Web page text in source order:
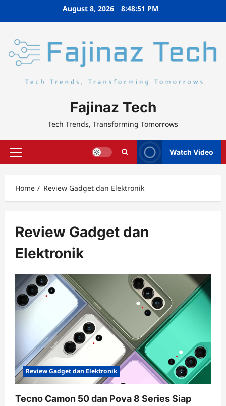
August 8, 2026 8:48:52 PM
Fajinaz Tech
Tech Trends, Transforming Tomorrows
Primary
Watch Video
Home Review Gadget dan Elektronik
Review Gadget dan
Elektronik
Review Gadget dan Elektronik
Tecno Camon 50 dan Pova 8 Series Siap